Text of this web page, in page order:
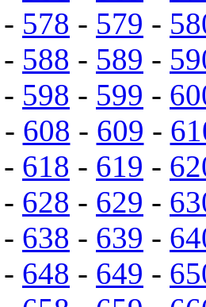
- 578 - 579 -
- 588 - 589 -
- 598 - 599 -
- 608 - 609 -
- 618 - 619 -
- 628 - 629 -
- 638 - 639 -
- 648 - 649 -